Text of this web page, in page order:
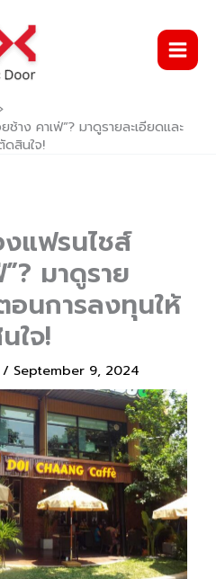
าง คาเฟ่”? มาดูรายละเอียดและ
สินใจ!
งแฟรนไชส์
มาดูราย
อนการลงทุนให้
ใจ!
/ September 9, 2024